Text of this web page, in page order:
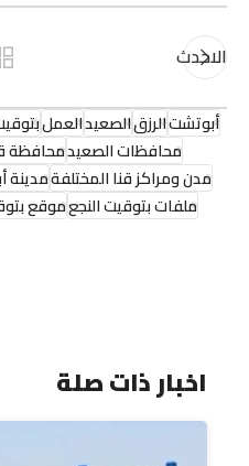
الاحدث
أبوتشتالرزقالصعيدالعمل
محافظات الصعيدمحافظة
مدن ومراكز قنا المختلفةمدينة
ملفات بتوقيت النجعموقع
اخبار ذات صلة